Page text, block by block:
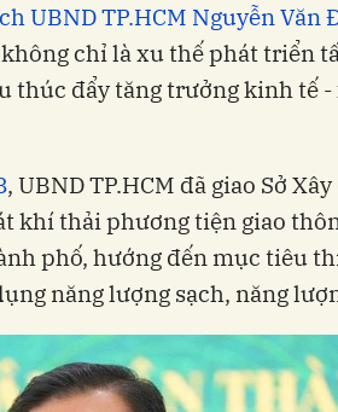
UBND TP.HCM Nguyễn Văn
không chỉ là xu thế phát triển
thúc đẩy tăng trưởng kinh tế -
, UBND TP.HCM đã giao Sở
khí thải phương tiện giao
phố, hướng đến mục tiêu
năng lượng sạch, năng